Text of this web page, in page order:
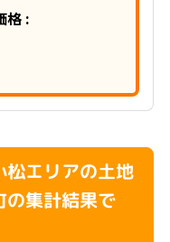
格 :
エリアの土地
の集計結果で